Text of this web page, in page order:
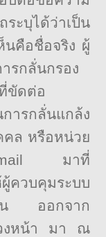
ะบุได้ว่าเป็น
นคือชื่อจริง ผู้
รกลั่นกรอง
ขัดต่อ
ารกลั่นแกล้ง
คล หรือหน่วย
มาที่
ผู้ควบคุมระบบ
นั้น ออกจาก
งหน้า มา ณ